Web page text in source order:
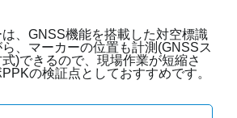
、GNSS機能を搭載した対空標識
、マーカーの位置も計測(GNSSス
)できるので、現場作業が短縮さ
の検証点としておすすめです。